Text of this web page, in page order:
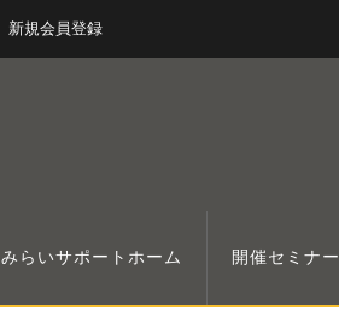
新規会員登録
みらいサポートホーム 開催セミナー